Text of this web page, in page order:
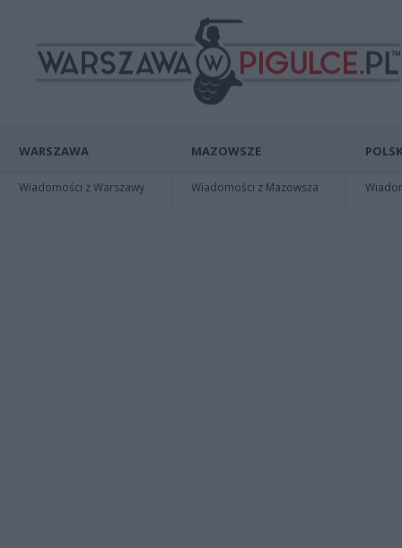
WARSZAWA
Wiadomości z Warszawy
MAZOWSZE
Wiadomości z Mazowsza